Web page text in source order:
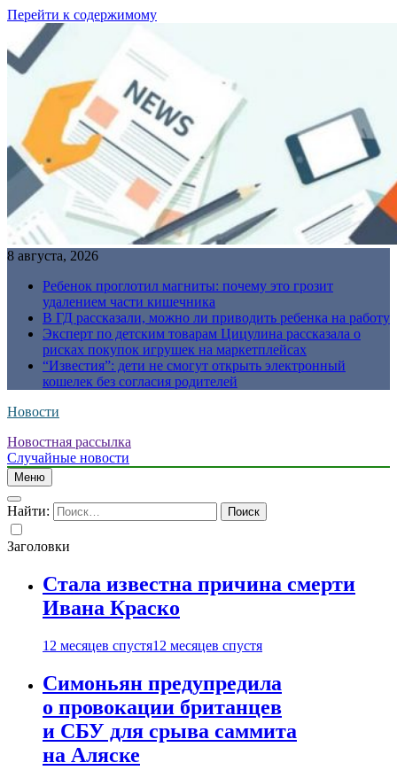
Перейти к содержимому
8 августа, 2026
Ребенок проглотил магниты: почему это грозит
удалением части кишечника
В ГД рассказали, можно ли приводить ребенка на работу
Эксперт по детским товарам Цицулина рассказала о
рисках покупок игрушек на маркетплейсах
“Известия”: дети не смогут открыть электронный
кошелек без согласия родителей
Новости
Новостная рассылка
Случайные новости
Меню
Найти:
Заголовки
Стала известна причина смерти
Ивана Краско
12 месяцев спустя12 месяцев спустя
Симоньян предупредила
о провокации британцев
и СБУ для срыва саммита
на Аляске